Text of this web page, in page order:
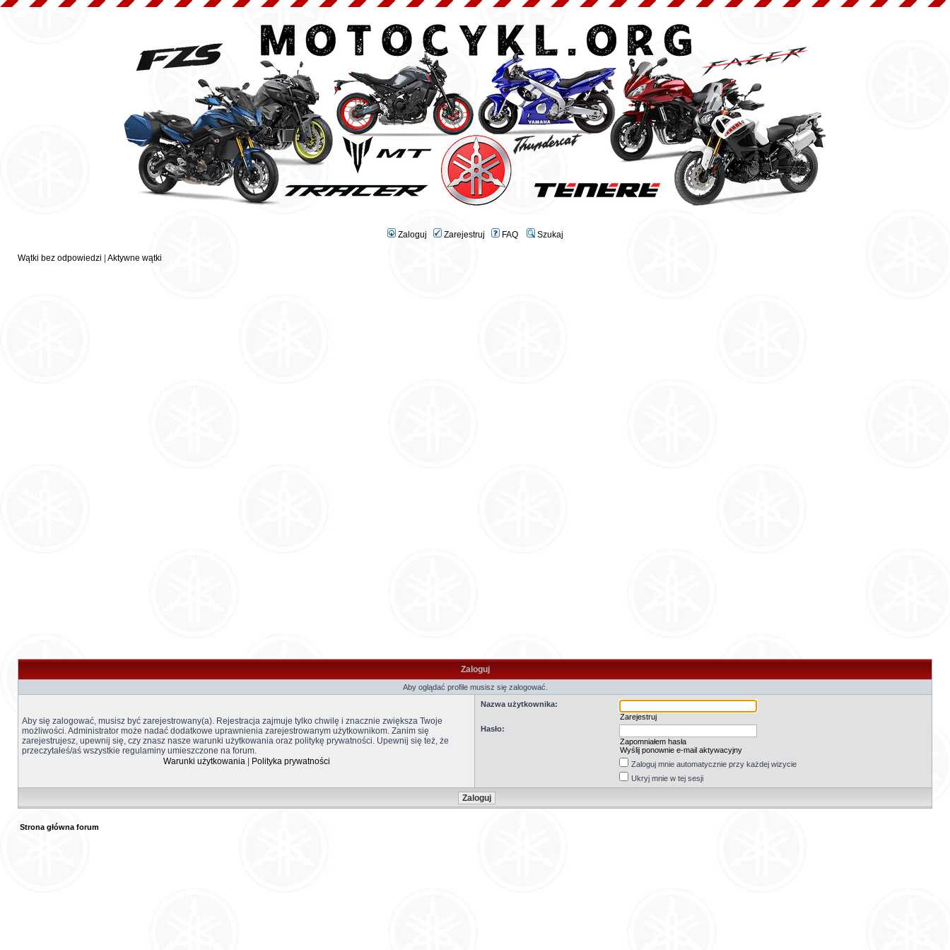
Zaloguj Zarejestruj FAQ Szukaj
Wątki bez odpowiedzi Aktywne wątki
Zaloguj
Aby oglądać profile musisz się zalogować.
Aby się zalogować, musisz być zarejestrowany(a). Rejestracja zajmuje tylko chwilę i znacznie zwiększa Twoje
możliwości. Administrator może nadać dodatkowe uprawnienia zarejestrowanym użytkownikom. Zanim się
zarejestrujesz, upewnij się, czy znasz nasze warunki użytkowania oraz politykę prywatności. Upewnij się też, że
przeczytałeś/aś wszystkie regulaminy umieszczone na forum.
Warunki użytkowania| Polityka prywatności
Nazwa użytkownika:
Zarejestruj
Hasło:
Zapomniałem hasła
Wyślij ponownie e-mail aktywacyjny
Zaloguj mnie automatycznie przy każdej wizycie
Ukryj mnie w tej sesji
Strona główna forum